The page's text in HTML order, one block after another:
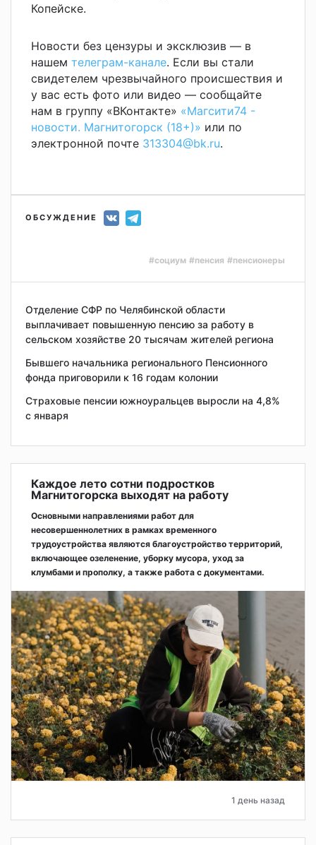
Копейске.
Новости без цензуры и эксклюзив — в
нашем телеграм-канале. Если вы стали
свидетелем чрезвычайного происшествия и
у вас есть фото или видео — сообщайте
нам в группу «ВКонтакте» «Магсити74 -
новости. Магнитогорск (18+)» или по
электронной почте 313304@bk.ru.
ОБСУЖДЕНИЕ
#социум #пенсия #пенсионеры
Отделение СФР по Челябинской области
выплачивает повышенную пенсию за работу в
сельском хозяйстве 20 тысячам жителей региона
Бывшего начальника регионального Пенсионного
фонда приговорили к 16 годам колонии
Страховые пенсии южноуральцев выросли на 4,8%
с января
Каждое лето сотни подростков
Магнитогорска выходят на работу
Основными направлениями работ для
несовершеннолетних в рамках временного
трудоустройства являются благоустройство территорий,
включающее озеленение, уборку мусора, уход за
клумбами и прополку, а также работа с документами.
1 день назад